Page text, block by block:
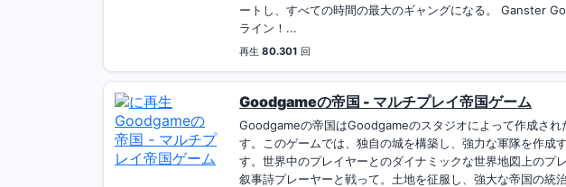
ートし、すべての時間の最大のギャングになる。 Ganster
ライン！...
再生80.301 回
Goodgameの帝国 - マルチプレイ帝国ゲーム
Goodgameの帝国はGoodgameのスタジオによって作成され
す。このゲームでは、独自の城を構築し、強力な軍隊を作成
す。世界中のプレイヤーとのダイナミックな世界地図上のプ
叙事詩プレーヤーと戦って。土地を征服し、強大な帝国の統